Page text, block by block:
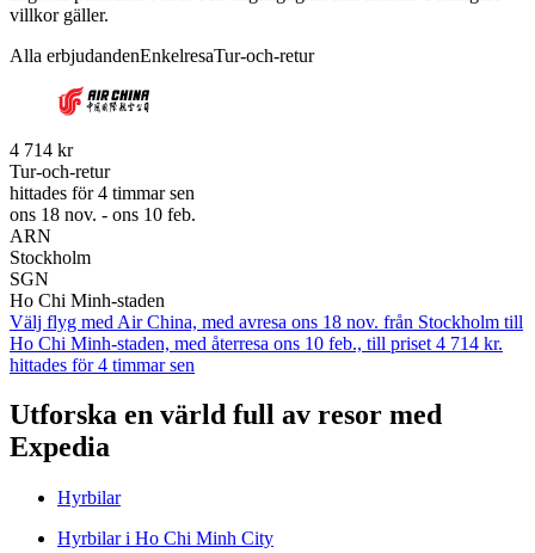
villkor gäller.
Alla erbjudandenEnkelresaTur-och-retur
4 714 kr
Tur-och-retur
hittades för 4 timmar sen
ons 18 nov. - ons 10 feb.
ARN
Stockholm
SGN
Ho Chi Minh-staden
Välj flyg med Air China, med avresa ons 18 nov. från Stockholm till
Ho Chi Minh-staden, med återresa ons 10 feb., till priset 4 714 kr.
hittades för 4 timmar sen
Utforska en värld full av resor med
Expedia
Hyrbilar
Hyrbilar i Ho Chi Minh City